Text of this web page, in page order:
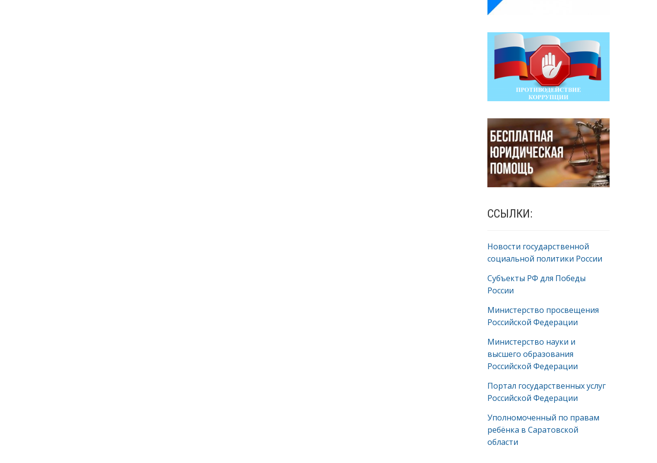
ССЫЛКИ:
Новости государственной
социальной политики России
Субъекты РФ для Победы
России
Министерство просвещения
Российской Федерации
Министерство науки и
высшего образования
Российской Федерации
Портал государственных услуг
Российской Федерации
Уполномоченный по правам
ребёнка в Саратовской
области